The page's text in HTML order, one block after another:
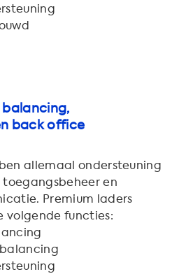
back office
allemaal ondersteuning
en
Premium laders
volgende functies: